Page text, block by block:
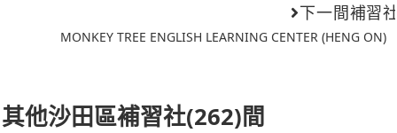
下一間補習
MONKEY TREE ENGLISH LEARNING CENTER (HENG ON)
其他沙田區補習社(262)間